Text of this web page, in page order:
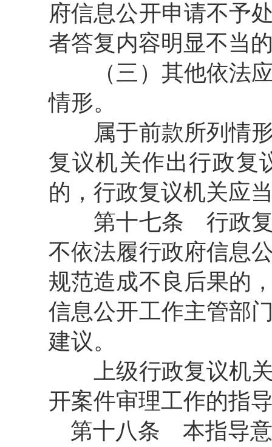
府信息公开申请不予
者答复内容明显不当
（三）其他依法应
情形。
属于前款所列情形
复议机关作出行政复
的，行政复议机关应
第十七条 行政复
不依法履行政府信息
规范造成不良后果的
信息公开工作主管部
建议。
上级行政复议机关
开案件审理工作的指
第十八条 本指导